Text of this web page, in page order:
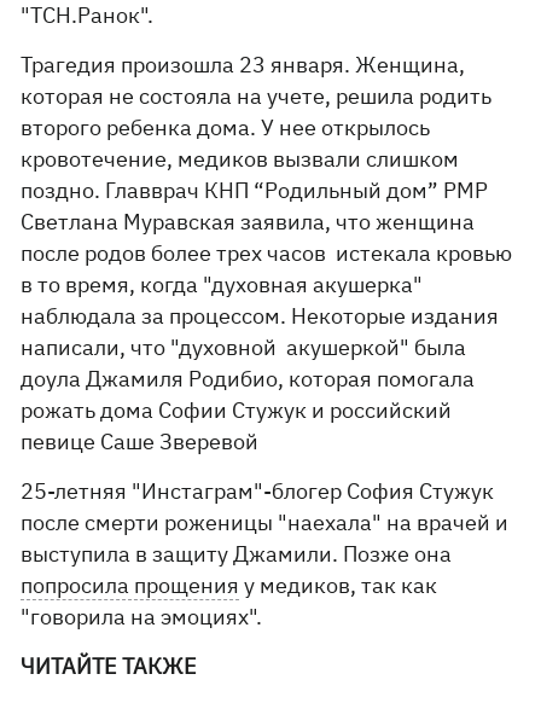
"ТСН.Ранок".
Трагедия произошла 23 января. Женщина,
которая не состояла на учете, решила родить
второго ребенка дома. У нее открылось
кровотечение, медиков вызвали слишком
поздно. Главврач КНП “Родильный дом” РМР
Светлана Муравская заявила, что женщина
после родов более трех часов истекала кровью
в то время, когда "духовная акушерка"
наблюдала за процессом. Некоторые издания
написали, что "духовной акушеркой" была
доула Джамиля Родибио, которая помогала
рожать дома Софии Стужук и российский
певице Саше Зверевой
25-летняя "Инстаграм"-блогер София Стужук
после смерти роженицы "наехала" на врачей и
выступила в защиту Джамили. Позже она
попросила прощения у медиков, так как
"говорила на эмоциях".
ЧИТАЙТЕ ТАКЖЕ